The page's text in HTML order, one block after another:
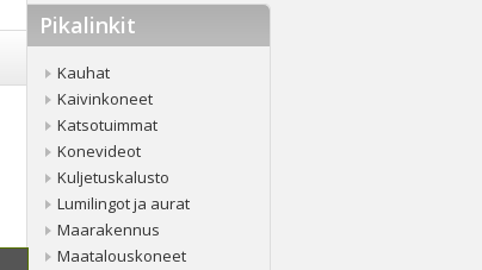
Pikalinkit
Kauhat
Kaivinkoneet
Katsotuimmat
Konevideot
Kuljetuskalusto
Lumilingot ja aurat
Maarakennus
Maatalouskoneet